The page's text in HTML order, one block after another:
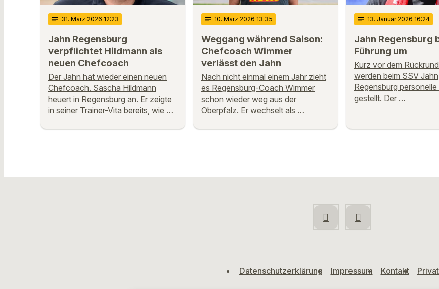
notes 31. März 2026 12:23
Jahn Regensburg
verpflichtet Hildmann als
neuen Chefcoach
Der Jahn hat wieder einen neuen
Chefcoach. Sascha Hildmann
heuert in Regensburg an. Er zeigte
in seiner Trainer-Vita bereits, wie …
notes 10. März 2026 13:35
Weggang während Saison:
Chefcoach Wimmer
verlässt den Jahn
Nach nicht einmal einem Jahr zieht
es Regensburg-Coach Wimmer
schon wieder weg aus der
Oberpfalz. Er wechselt als …
notes 13. Januar 2026 16:24
Jahn Regensburg
Führung um
Kurz vor dem
werden beim SSV Jahn
Regensburg
gestellt. Der …
Datenschutzerklärung Impressum Kontakt